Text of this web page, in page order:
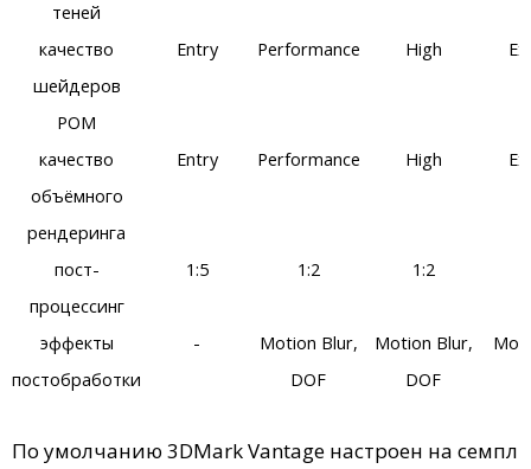
теней
качество
шейдеров
POM
Entry Performance High
качество
объёмного
рендеринга
Entry Performance High
пост-
процессинг
1:5 1:2 1:2
эффекты
постобработки
-
Motion Blur,
DOF
Motion Blur,
DOF
По умолчанию 3DMark Vantage настроен на семпл